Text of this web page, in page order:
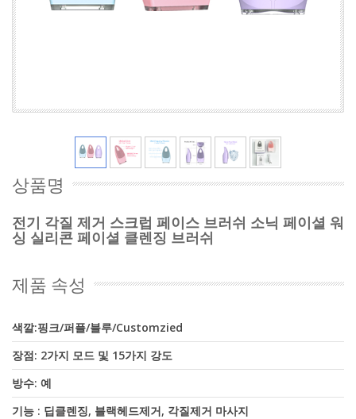
상품명
전기 각질 제거 스크럽 페이스 브러쉬 소닉 페이셜 워
싱 실리콘 페이셜 클렌징 브러쉬
제품 속성
색깔:핑크/퍼플/블루/Customzied
장점: 2가지 모드 및 15가지 강도
방수: 예
기능 : 딥클렌징, 블랙헤드제거, 각질제거 마사지